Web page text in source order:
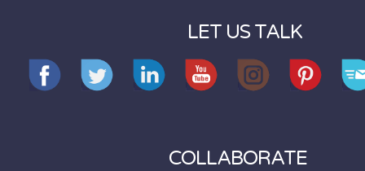
LET US TALK
COLLABORATE